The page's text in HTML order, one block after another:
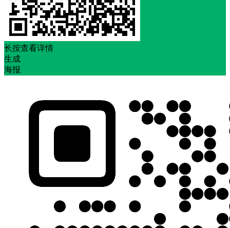
长按查看详情
生成
海报